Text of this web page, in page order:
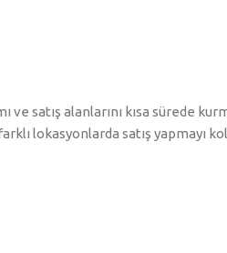
ve satış alanlarını kısa sürede
lokasyonlarda satış yapmayı